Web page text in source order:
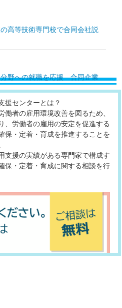
高等技術専門校で合同会社説
野への就職を応援 合同企業
います！
になるための「働き方改革」
業への参加企業を募集します
のご案内
せ
援センターとは？
者の雇用環境改善を図るため、
、労働者の雇用の安定を促進する
保・定着・育成を推進することを
援の実績がある専門家で構成す
保・定着・育成に関する相談を行